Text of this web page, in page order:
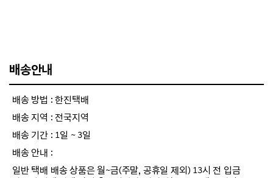
배송안내
배송 방법 : 한진택배
배송 지역 : 전국지역
배송 기간 : 1일 ~ 3일
배송 안내 :
일반 택배 배송 상품은 월~금(주말, 공휴일 제외) 13시 전 입금